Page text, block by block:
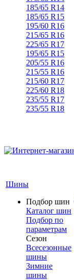
185/65 R14
185/65 R15
195/60 R16
215/65 R16
225/65 R17
195/65 R15
205/55 R16
215/55 R16
215/60 R17
225/60 R18
235/55 R17
235/55 R18
Шины
Подбор шин
Каталог шин
Подбор по
параметрам
Сезон
Всесезонные
шины
Зимние
шины